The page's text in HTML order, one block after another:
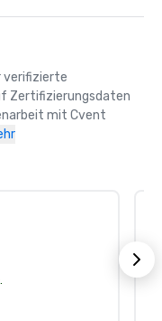
verifizierte
Zertifizierungsdaten
mit Cvent